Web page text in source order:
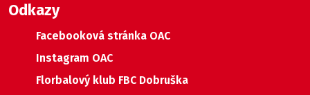
Odkazy
Facebooková stránka OAC
Instagram OAC
Florbalový klub FBC Dobruška